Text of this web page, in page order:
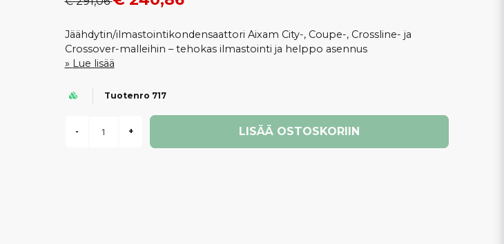
Jäähdytin/ilmastointikondensaattori Aixam City-, Coupe-, Crossline- ja
Crossover-malleihin – tehokas ilmastointi ja helppo asennus
Lue lisää
Tuotenro 717
- + LISÄÄ OSTOSKORIIN